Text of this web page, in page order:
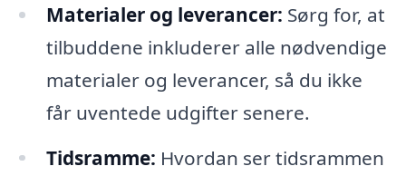
Materialer og leverancer: Sørg for, at
tilbuddene inkluderer alle nødvendige
materialer og leverancer, så du ikke
får uventede udgifter senere.
Tidsramme: Hvordan ser tidsrammen